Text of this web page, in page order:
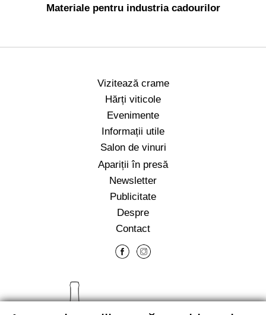
Materiale pentru industria cadourilor
Vizitează crame
Hărți viticole
Evenimente
Informații utile
Salon de vinuri
Apariții în presă
Newsletter
Publicitate
Despre
Contact